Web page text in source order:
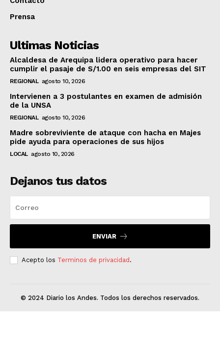
Prensa
Ultimas Noticias
Alcaldesa de Arequipa lidera operativo para hacer
cumplir el pasaje de S/1.00 en seis empresas del SIT
REGIONAL agosto 10, 2026
Intervienen a 3 postulantes en examen de admisión
de la UNSA
REGIONAL agosto 10, 2026
Madre sobreviviente de ataque con hacha en Majes
pide ayuda para operaciones de sus hijos
LOCAL agosto 10, 2026
Dejanos tus datos
ENVIAR
Acepto los Terminos de privacidad .
© 2024 Diario los Andes. Todos los derechos reservados.